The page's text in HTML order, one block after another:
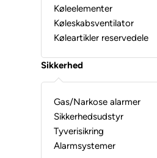
Køleelementer
Køleskabsventilator
Køleartikler reservedele
Sikkerhed
Gas/Narkose alarmer
Sikkerhedsudstyr
Tyverisikring
Alarmsystemer